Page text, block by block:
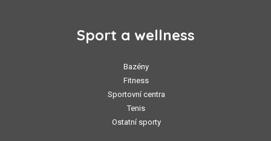
Sport a wellness
Bazény
Fitness
Sportovní centra
Tenis
Ostatní sporty